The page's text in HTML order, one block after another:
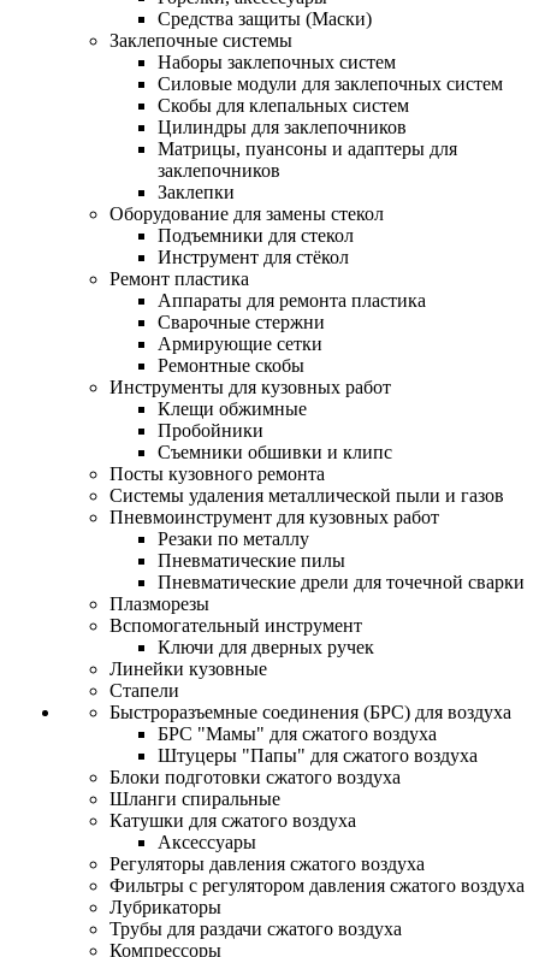
Средства защиты (Маски)
Заклепочные системы
Наборы заклепочных систем
Силовые модули для заклепочных систем
Скобы для клепальных систем
Цилиндры для заклепочников
Матрицы, пуансоны и адаптеры для
заклепочников
Заклепки
Оборудование для замены стекол
Подъемники для стекол
Инструмент для стёкол
Ремонт пластика
Аппараты для ремонта пластика
Сварочные стержни
Армирующие сетки
Ремонтные скобы
Инструменты для кузовных работ
Клещи обжимные
Пробойники
Съемники обшивки и клипс
Посты кузовного ремонта
Системы удаления металлической пыли и газов
Пневмоинструмент для кузовных работ
Резаки по металлу
Пневматические пилы
Пневматические дрели для точечной сварки
Плазморезы
Вспомогательный инструмент
Ключи для дверных ручек
Линейки кузовные
Стапели
Быстроразъемные соединения (БРС) для воздуха
БРС "Мамы" для сжатого воздуха
Штуцеры "Папы" для сжатого воздуха
Блоки подготовки сжатого воздуха
Шланги спиральные
Катушки для сжатого воздуха
Аксессуары
Регуляторы давления сжатого воздуха
Фильтры с регулятором давления сжатого воздуха
Лубрикаторы
Трубы для раздачи сжатого воздуха
Компрессоры